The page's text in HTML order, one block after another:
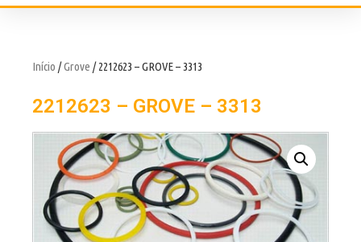
Início /Grove / 2212623 – GROVE – 3313
2212623 – GROVE – 3313